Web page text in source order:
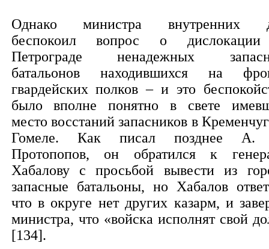
Однако министра внутренних
беспокоил вопрос о
Петрограде ненадежных
батальонов находившихся на
гвардейских полков – и это
было вполне понятно в свете
место восстаний запасников в
Гомеле. Как писал позднее
Протопопов, он обратился к
Хабалову с просьбой вывести из
запасные батальоны, но Хабалов
что в округе нет других казарм, и
министра, что «войска исполнят свой
[134].